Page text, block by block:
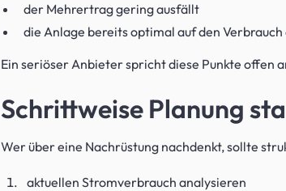
der Mehrertrag gering ausfällt
die Anlage bereits optimal auf den
Ein seriöser Anbieter spricht diese Punkte offen
Schrittweise Planung
Wer über eine Nachrüstung nachdenkt, sollte
aktuellen Stromverbrauch analysieren